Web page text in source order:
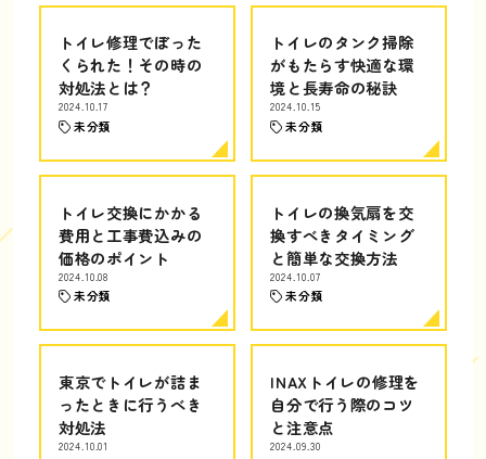
トイレ修理でぼった
くられた！その時の
対処法とは？
2024.10.17
未分類
トイレのタンク掃除
がもたらす快適な環
境と長寿命の秘訣
2024.10.15
未分類
トイレ交換にかかる
費用と工事費込みの
価格のポイント
2024.10.08
未分類
トイレの換気扇を交
換すべきタイミング
と簡単な交換方法
2024.10.07
未分類
東京でトイレが詰ま
ったときに行うべき
対処法
2024.10.01
INAXトイレの修理を
自分で行う際のコツ
と注意点
2024.09.30